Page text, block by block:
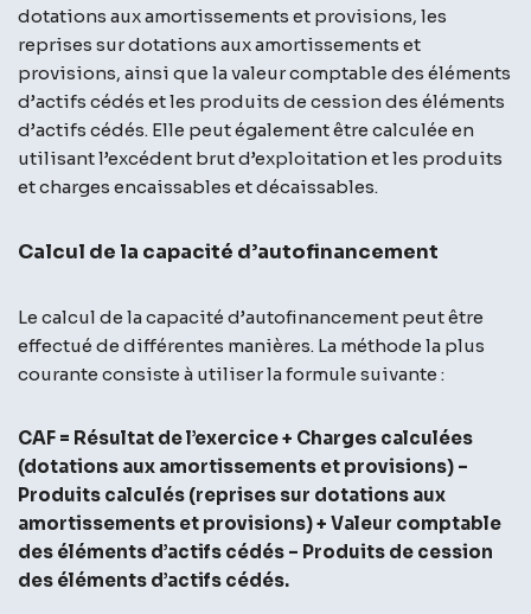
dotations aux amortissements et provisions, les
reprises sur dotations aux amortissements et
provisions, ainsi que la valeur comptable des éléments
d’actifs cédés et les produits de cession des éléments
d’actifs cédés. Elle peut également être calculée en
utilisant l’excédent brut d’exploitation et les produits
et charges encaissables et décaissables.
Calcul de la capacité d’autofinancement
Le calcul de la capacité d’autofinancement peut être
effectué de différentes manières. La méthode la plus
courante consiste à utiliser la formule suivante :
CAF = Résultat de l’exercice + Charges calculées
(dotations aux amortissements et provisions) –
Produits calculés (reprises sur dotations aux
amortissements et provisions) + Valeur comptable
des éléments d’actifs cédés – Produits de cession
des éléments d’actifs cédés.